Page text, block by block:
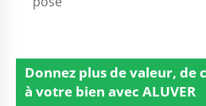
Donnez plus de valeur, de
à votre bien avec ALUVER